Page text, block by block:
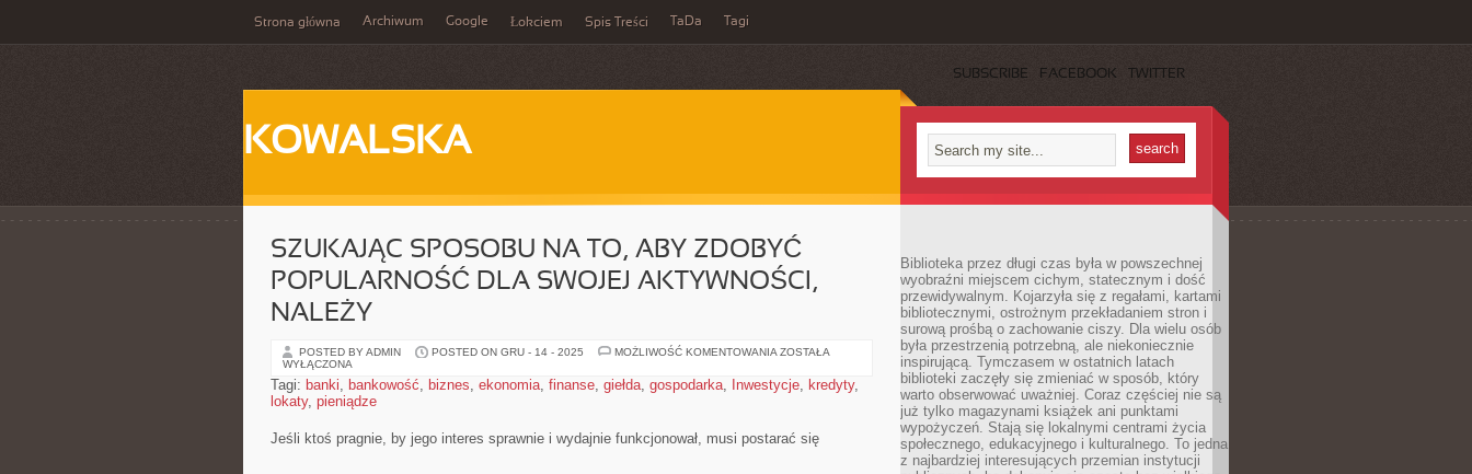
Strona główna Archiwum Google Łokciem Spis Treści TaDa Tagi
SUBSCRIBE FACEBOOK TWITTER
KOWALSKA
SZUKAJĄC SPOSOBU NA TO, ABY ZDOBYĆ
POPULARNOŚĆ DLA SWOJEJ AKTYWNOŚCI,
NALEŻY
POSTED BY ADMIN POSTED ON GRU - 14 - 2025 MOŻLIWOŚĆ KOMENTOWANIA SZUKAJĄC
TO,
DLA
SWOJEJ
ZOSTAŁA
WYŁĄCZONA
Tagi: banki, bankowość, biznes, ekonomia, finanse, giełda, gospodarka, Inwestycje, kredyty,
lokaty, pieniądze
Jeśli ktoś pragnie, by jego interes sprawnie i wydajnie funkcjonował, musi postarać się
Biblioteka przez długi czas była w powszechnej
wyobraźni miejscem cichym, statecznym i dość
przewidywalnym. Kojarzyła się z regałami, kartami
bibliotecznymi, ostrożnym przekładaniem stron i
surową prośbą o zachowanie ciszy. Dla wielu osób
była przestrzenią potrzebną, ale niekoniecznie
inspirującą. Tymczasem w ostatnich latach
biblioteki zaczęły się zmieniać w sposób, który
warto obserwować uważniej. Coraz częściej nie są
już tylko magazynami książek ani punktami
wypożyczeń. Stają się lokalnymi centrami życia
społecznego, edukacyjnego i kulturalnego. To jedna
z najbardziej interesujących przemian instytucji